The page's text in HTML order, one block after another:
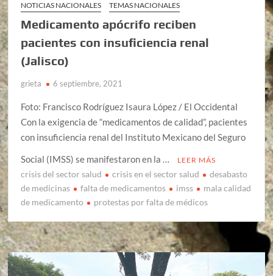
NOTICIAS NACIONALES
TEMAS NACIONALES
Medicamento apócrifo reciben
pacientes con insuficiencia renal
(Jalisco)
grieta 6 septiembre, 2021
Foto: Francisco Rodríguez Isaura López / El Occidental
Con la exigencia de “medicamentos de calidad”, pacientes
con insuficiencia renal del Instituto Mexicano del Seguro
Social (IMSS) se manifestaron en la …
LEER MÁS
crisis del sector salud crisis en el sector salud
desabasto
de medicinas
falta de medicamentos imss
mala calidad
de medicamento
protestas por falta de médicos